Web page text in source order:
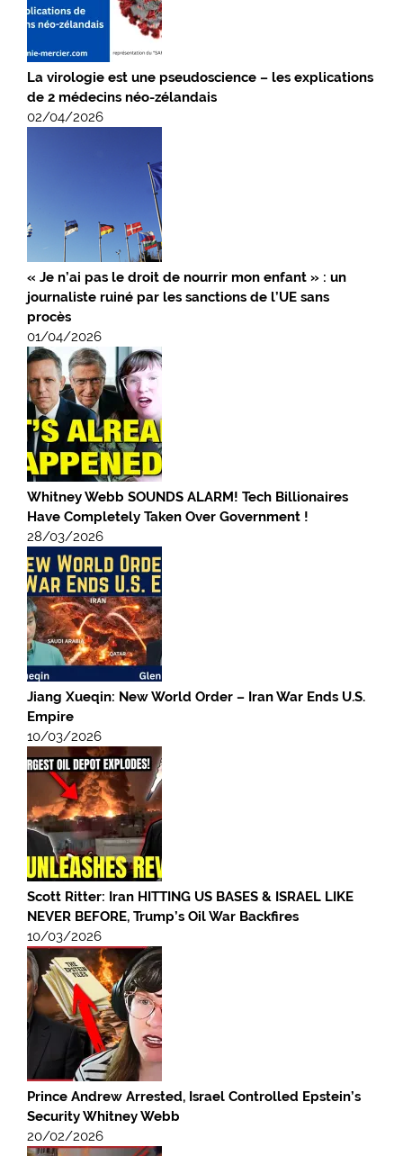
La virologie est une pseudoscience – les explications
de 2 médecins néo-zélandais
02/04/2026
« Je n’ai pas le droit de nourrir mon enfant » : un
journaliste ruiné par les sanctions de l’UE sans
procès
01/04/2026
Whitney Webb SOUNDS ALARM! Tech Billionaires
Have Completely Taken Over Government !
28/03/2026
Jiang Xueqin: New World Order – Iran War Ends U.S.
Empire
10/03/2026
Scott Ritter: Iran HITTING US BASES & ISRAEL LIKE
NEVER BEFORE, Trump’s Oil War Backfires
10/03/2026
Prince Andrew Arrested, Israel Controlled Epstein’s
Security Whitney Webb
20/02/2026